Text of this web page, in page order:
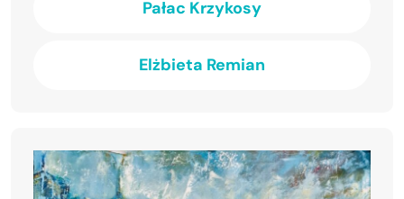
Pałac Krzykosy
Elżbieta Remian